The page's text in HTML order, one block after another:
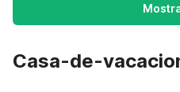
Casa-de-